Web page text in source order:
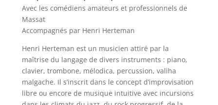
Avec les comédiens amateurs et professionnels de
Massat
Accompagnés par Henri Herteman
Henri Herteman est un musicien attiré par la
maîtrise du langage de divers instruments : piano,
clavier, trombone, mélodica, percussion, valiha
malgache. Il s’inscrit dans le concept d’improvisation
libre ou encore de musique intuitive avec incursions